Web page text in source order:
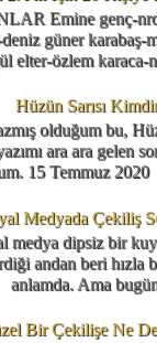
Emine genç-
güner karabaş-
elter-özlem karaca-
Hüzün Sarısı
olduğum bu,
ara ara gelen
15 Temmuz
Medyada Çekiliş
medya dipsiz bir
andan beri hızla
anlamda. Ama
Bir Çekilişe Ne